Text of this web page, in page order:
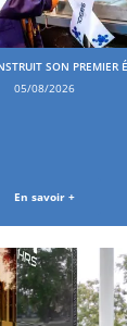
SON PREMIER
05/08/2026
En savoir +